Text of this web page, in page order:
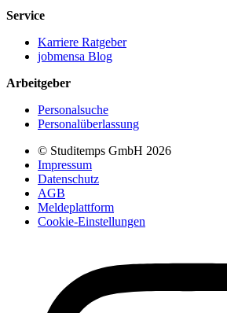
Service
Karriere Ratgeber
jobmensa Blog
Arbeitgeber
Personalsuche
Personalüberlassung
© Studitemps GmbH 2026
Impressum
Datenschutz
AGB
Meldeplattform
Cookie-Einstellungen